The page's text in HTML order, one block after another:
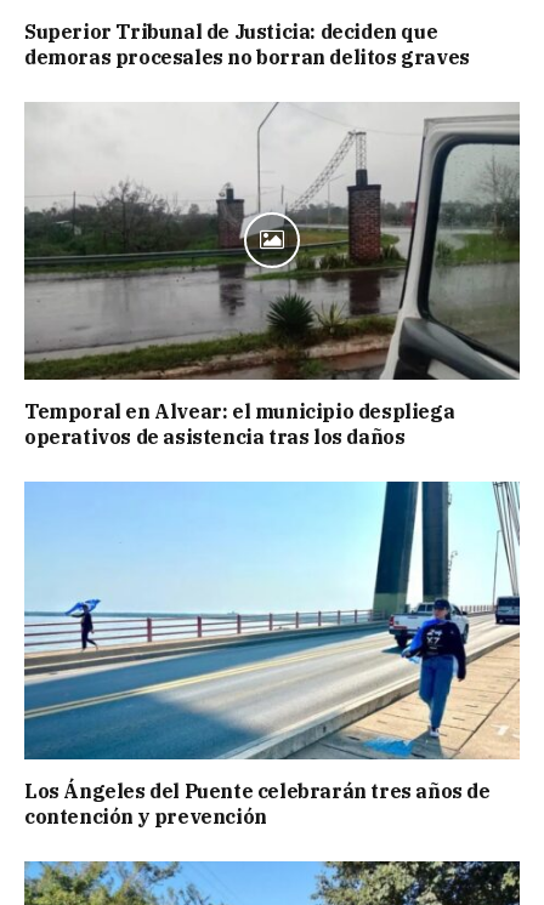
Superior Tribunal de Justicia: deciden que
demoras procesales no borran delitos graves
Temporal en Alvear: el municipio despliega
operativos de asistencia tras los daños
Los Ángeles del Puente celebrarán tres años de
contención y prevención